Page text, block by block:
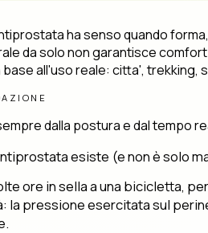
ha senso quando
da solo non garantisce
base all'uso reale: citta', trekking,
dalla postura e dal tempo
esiste (e non è solo
ore in sella a una bicicletta,
la pressione esercitata sul